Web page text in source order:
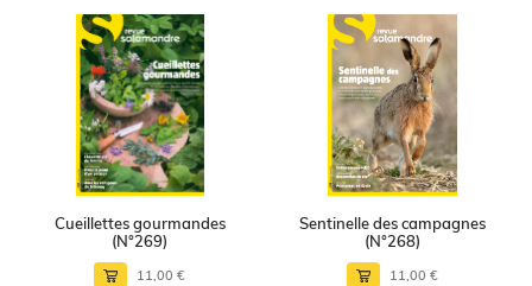
Cueillettes gourmandes
(N°269)
11,00 €
Sentinelle des campagnes
(N°268)
11,00 €